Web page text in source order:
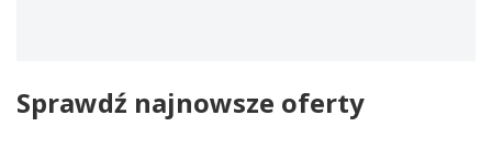
Sprawdź najnowsze oferty